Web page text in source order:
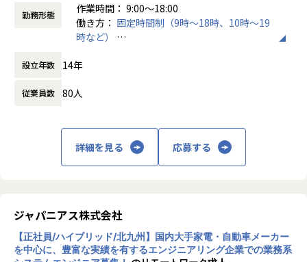
・現在やりたいことが決まってない方へ
私たちはあなたがやりたくないと思うことは強要しません。
や得意不得意を一緒に明確化しましょう。
・アドバイザーが付きます
リアについて悩みや不安を相談できます。
【業務の変更の範囲】
【仕事の魅力】
★エンジニア本人が案件を希望・選択
システムの種類や活かしたいスキル、勤務地、残業状況など
詳細をヒアリングしています。
★こだわり条件も大切に
い、同じ現場に長く居たい…という希望も受け入れ、働く上
での満足度も高く、自己成長に向けてひたむきに取り組めま
もちろん、契約単価が全てではなく、社内での活躍、現場か
らの評価、資格取得など数字以外の評価も取り入れていま
す。
勤務形態
作業時間： 9:00〜18:00
働き方： 固定時間制（9時～18時、10時～19
時など）
休憩時間： 60分
設立年数 14年
従業員数 80人
詳細を見る 応募する
ジャパニアス株式会社
【正社員/ハイブリッド/北九州】国内大手家電・自動車メーカー
を中心に、豊富な実績を有するエンジニアリング企業での業務系